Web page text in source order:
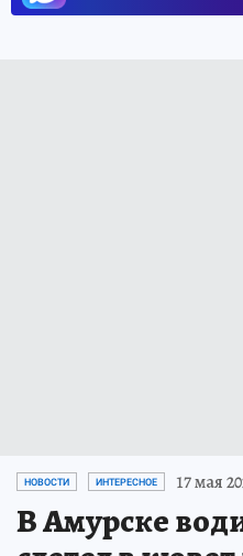
НОВОСТИ ИНТЕРЕСНОЕ 17 мая
В Амурске